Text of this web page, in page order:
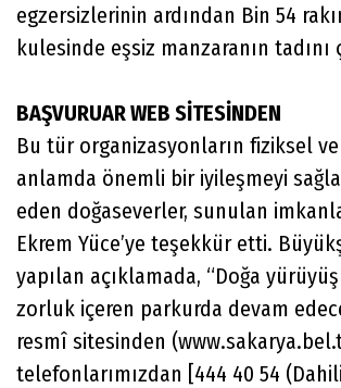
egzersizlerinin ardından Bin 54
kulesinde eşsiz manzaranın tadını
BAŞVURUAR WEB SİTESİNDEN
Bu tür organizasyonların fiziksel
anlamda önemli bir iyileşmeyi
eden doğaseverler, sunulan
Ekrem Yüce’ye teşekkür etti.
yapılan açıklamada, “Doğa
zorluk içeren parkurda devam
resmî sitesinden
telefonlarımızdan [444 40 54